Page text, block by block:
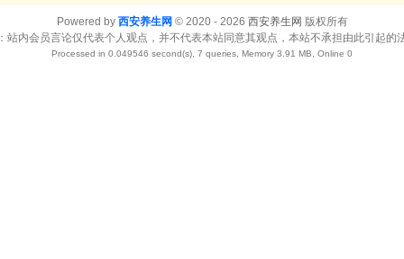
Powered by 西安养生网 © 2020 - 2026 西安养生网 版权所有
站内会员言论仅代表个人观点，并不代表本站同意其观点，本站不承担由此引起的
Processed in 0.049546 second(s), 7 queries, Memory 3.91 MB, Online 0